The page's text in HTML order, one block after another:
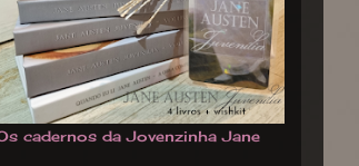
cadernos da Jovenzinha Jane